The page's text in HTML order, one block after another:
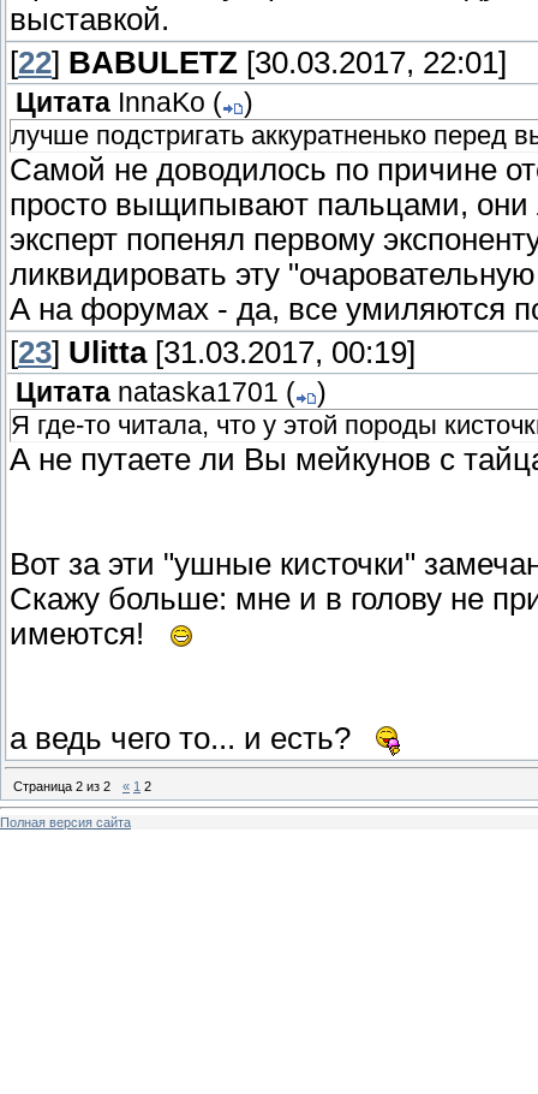
выставкой.
[22] BABULETZ [30.03.2017, 22:01]
Цитата InnaKo (
)
лучше подстригать аккуратненько перед
Самой не доводилось по причине
просто выщипывают пальцами, они
эксперт попенял первому
ликвидировать эту
А на форумах - да, все умиляются
[23] Ulitta[31.03.2017, 00:19]
Цитата nataska1701 (
)
Я где-то читала, что у этой породы
А не путаете ли Вы мейкунов с
Вот за эти "ушные кисточки"
Скажу больше: мне и в голову не
имеются!
а ведь чего то... и есть?
Страница 2 из 2 « 1 2
Полная версия сайта